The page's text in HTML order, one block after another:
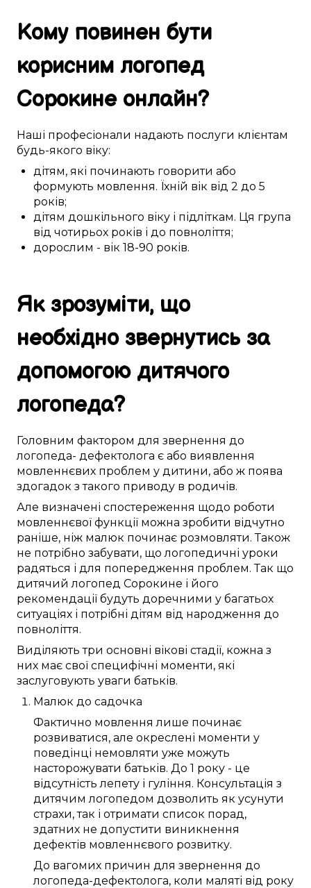
Кому повинен бути
корисним логопед
Сорокине онлайн?
Наші професіонали надають послуги клієнтам
будь-якого віку:
дітям, які починають говорити або
формують мовлення. Їхній вік від 2 до 5
років;
дітям дошкільного віку і підліткам. Ця група
від чотирьох років і до повноліття;
дорослим - вік 18-90 років.
Як зрозуміти, що
необхіднозвернутись за
допомогою дитячого
логопеда?
Головним фактором для звернення до
логопеда- дефектолога є або виявлення
мовленнєвих проблем у дитини, або ж поява
здогадок зтакого приводу в родичів.
Але визначені спостереження щодо роботи
мовленнєвої функції можна зробити відчутно
раніше, ніж малюк починає розмовляти.Також
не потрібно забувати, що логопедичні уроки
радяться і для попередження проблем.Так що
дитячий логопед Сорокине і його
рекомендації будуть доречними у багатьох
ситуаціях і потрібні дітям від народження до
повноліття.
Виділяютьтри основні вікові стадії, кожна з
них має свої специфічні моменти, які
заслуговують уваги батьків.
Малюк до садочка
Фактично мовлення лише починає
розвиватися, але окреслені моменти у
поведінці немовляти уже можуть
насторожувати батьків. До 1 року - це
відсутність лепету і гуління. Консультація з
дитячим логопедом дозволить як усунути
страхи, так і отримати список порад ,
здатних не допустити виникнення
дефектів мовленнєвого розвитку.
До вагомих причин для звернення до
логопеда-дефектолога, коли маляті від року